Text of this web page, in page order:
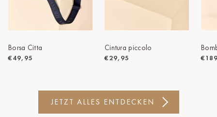
Zwettl
Borsa Citta
€49,95
Cintura piccolo
€29,95
JETZT ALLES ENTDECKEN